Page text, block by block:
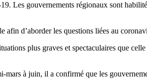
Les gouvernements régionaux sont
afin d’aborder les questions liées au
plus graves et spectaculaires que
mars à juin, il a confirmé que les